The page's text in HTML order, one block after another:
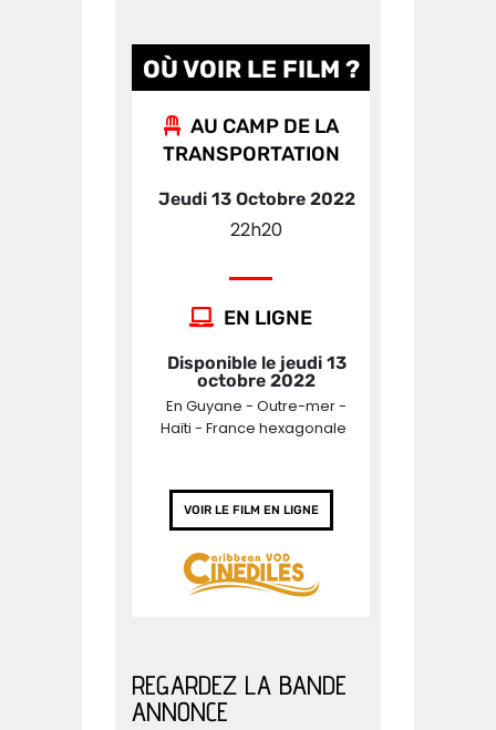
OÙ VOIR LE FILM ?
AU CAMP DE LA
TRANSPORTATION
Jeudi 13 Octobre 2022
22h20
EN LIGNE
Disponible le jeudi 13
octobre 2022
En Guyane - Outre-mer -
Haïti - France hexagonale
VOIR LE FILM EN LIGNE
REGARDEZ LA BANDE
ANNONCE